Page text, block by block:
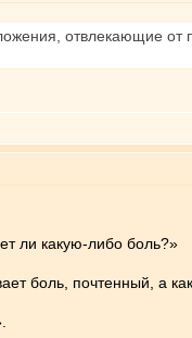
отвлекающие
ли какую-либо боль?»
боль, почтенный, а